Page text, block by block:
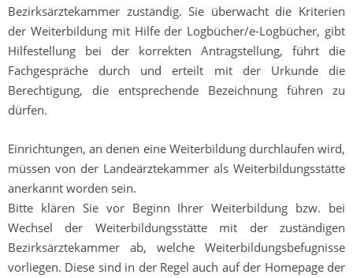
Bezirksärztekammer zuständig. Sie überwacht die Kriterien
der Weiterbildung mit Hilfe der Logbücher/e-Logbücher, gibt
Hilfestellung bei der korrekten Antragstellung, führt die
Fachgespräche durch und erteilt mit der Urkunde die
Berechtigung, die entsprechende Bezeichnung führen zu
dürfen.
Einrichtungen, an denen eine Weiterbildung durchlaufen wird,
müssen von der Landeärztekammer als Weiterbildungsstätte
anerkannt worden sein.
Bitte klären Sie vor Beginn Ihrer Weiterbildung bzw. bei
Wechsel der Weiterbildungsstätte mit der zuständigen
Bezirksärztekammer ab, welche Weiterbildungsbefugnisse
vorliegen. Diese sind in der Regel auch auf der Homepage der